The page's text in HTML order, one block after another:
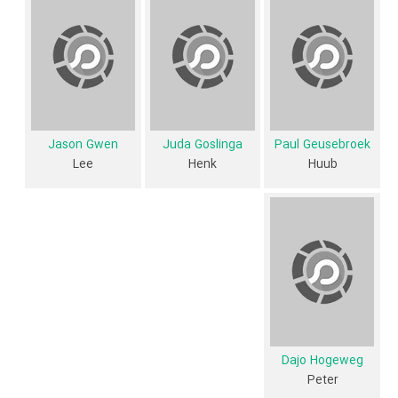
مبارزه می کند. فرانکی پذیرفته شده و، به ناخودآگاه، شروع به تبدیل شدن به
دشمن خودش می کند.»
دارد. با توجه به شاخص‌های متعدد و گوناگونی می‌توان گفت آثار مرتبط فیلم
بازیگران این اثر است. براساس امتیاز مردم فیلم Skin بهترین اثر
فیلم Skin براساس امتیاز مردم به آثار یکی از 4 اثر شاخص
در حرفه نویسندگی محسوب می‌شود.
Paul Geusebroek
Huub
Juda Goslinga
Henk
Jason Gwen
Lee
Dajo Hogeweg
Peter